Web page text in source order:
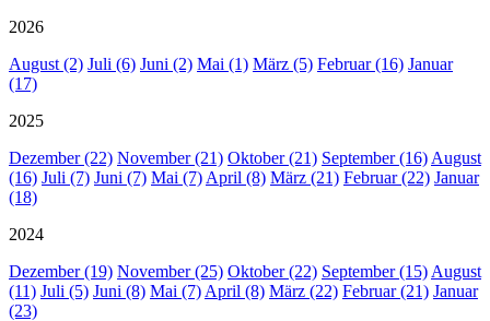
2026
August (2) Juli (6) Juni (2) Mai (1) März (5) Februar (16) Januar
(17)
2025
Dezember (22) November (21) Oktober (21) September (16) August
(16) Juli (7) Juni (7) Mai (7) April (8) März (21) Februar (22) Januar
(18)
2024
Dezember (19) November (25) Oktober (22) September (15) August
(11) Juli (5) Juni (8) Mai (7) April (8) März (22) Februar (21) Januar
(23)